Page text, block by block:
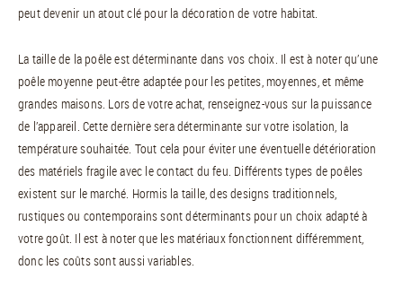
peut devenir un atout clé pour la décoration de votre habitat.
La taille de la poêle est déterminante dans vos choix. Il est à noter qu’une
poêle moyenne peut-être adaptée pour les petites, moyennes, et même
grandes maisons. Lors de votre achat, renseignez-vous sur la puissance
de l’appareil. Cette dernière sera déterminante sur votre isolation, la
température souhaitée. Tout cela pour éviter une éventuelle détérioration
des matériels fragile avec le contact du feu. Différents types de poêles
existent sur le marché. Hormis la taille, des designs traditionnels,
rustiques ou contemporains sont déterminants pour un choix adapté à
votre goût. Il est à noter que les matériaux fonctionnent différemment,
donc les coûts sont aussi variables.